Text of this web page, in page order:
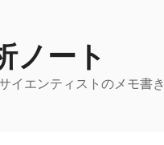
ノート
イエンティストのメモ書き